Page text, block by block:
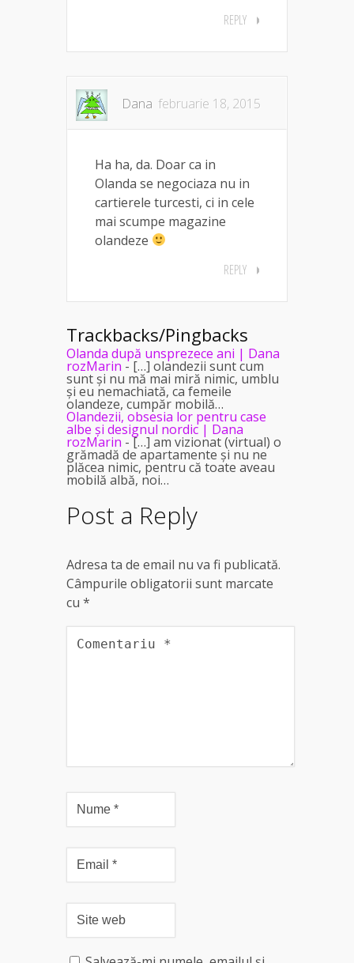
REPLY
Dana februarie 18, 2015
Ha ha, da. Doar ca in
Olanda se negociaza nu in
cartierele turcesti, ci in cele
mai scumpe magazine
olandeze
REPLY
Trackbacks/Pingbacks
Olanda după unsprezece ani | Dana
rozMarin - […] olandezii sunt cum
sunt și nu mă mai miră nimic, umblu
și eu nemachiată, ca femeile
olandeze, cumpăr mobilă…
Olandezii, obsesia lor pentru case
albe și designul nordic | Dana
rozMarin - […] am vizionat (virtual) o
grămadă de apartamente și nu ne
plăcea nimic, pentru că toate aveau
mobilă albă, noi…
Post a Reply
Adresa ta de email nu va fi publicată.
Câmpurile obligatorii sunt marcate
cu *